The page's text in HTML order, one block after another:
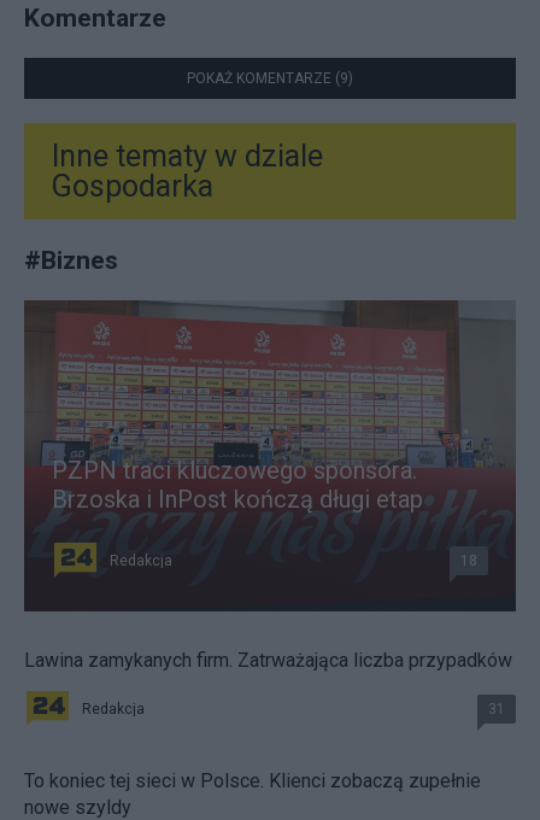
Komentarze
POKAŻ KOMENTARZE (9)
Inne tematy w dziale
Gospodarka
#Biznes
PZPN traci kluczowego sponsora.
Brzoska i InPost kończą długi etap
Redakcja 18
Lawina zamykanych firm. Zatrważająca liczba przypadków
Redakcja 31
To koniec tej sieci w Polsce. Klienci zobaczą zupełnie
nowe szyldy